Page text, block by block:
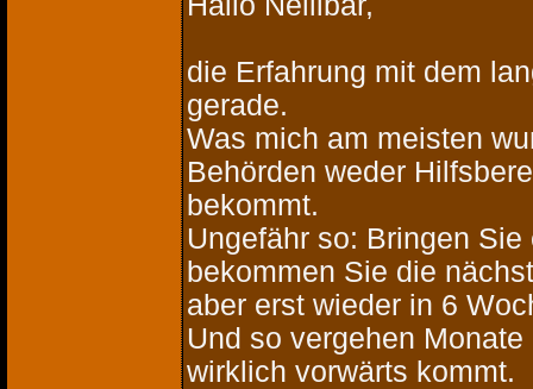
die Erfahrung mit dem
gerade.
Was mich am meisten
Behörden weder
bekommt.
Ungefähr so: Bringen
bekommen Sie die
aber erst wieder in 6
Und so vergehen
wirklich vorwärts kommt.